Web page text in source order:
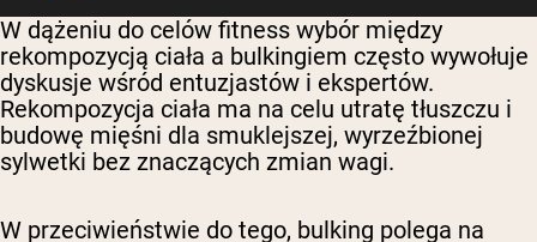
Shop All Wegańskie Odżywki Białkowe
W dążeniu do celów fitness wybór między
rekompozycją ciała a bulkingiem często wywołuje
dyskusje wśród entuzjastów i ekspertów.
Rekompozycja ciała ma na celu utratę tłuszczu i
budowę mięśni dla smuklejszej, wyrzeźbionej
sylwetki bez znaczących zmian wagi.
W przeciwieństwie do tego, bulking polega na